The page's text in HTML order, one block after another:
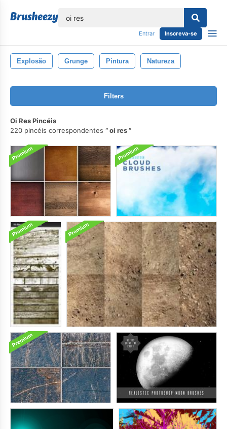
Entrar Inscreva-se
Explosão Grunge Pintura Natureza
Filters
Oi Res Pincéis
220 pincéis correspondentes
oi res